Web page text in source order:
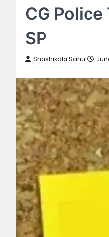
CG Police
SP
Shashikala Sahu